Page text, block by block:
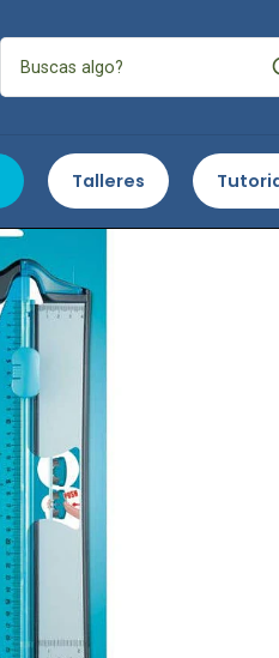
Talleres
Auxiliares y Complementos